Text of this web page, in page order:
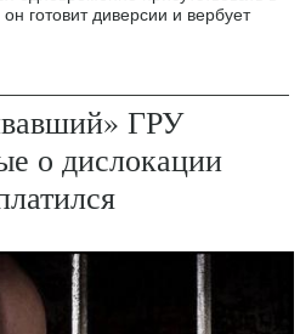
готовит диверсии и вербует
ГРУ
о дислокации